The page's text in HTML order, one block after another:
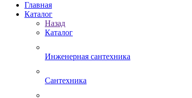
Главная
Каталог
Назад
Каталог
Инженерная сантехника
Сантехника